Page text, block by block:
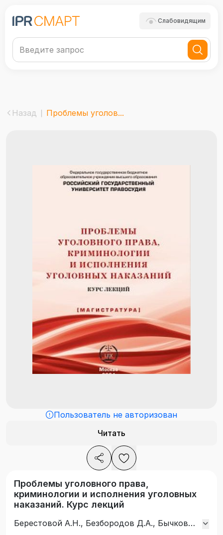
Слабовидящим
Назад Проблемы уголов...
Пользователь не авторизован
Читать
Проблемы уголовного права,
криминологии и исполнения уголовных
наказаний. Курс лекций
Берестовой А.Н., Безбородов Д.А., Бычков